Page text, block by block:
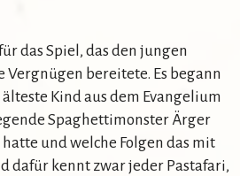
das Spiel, das den jungen
Vergnügen bereitete. Es begann
Kind aus dem Evangelium
Spaghettimonster Ärger
und welche Folgen das mit
dafür kennt zwar jeder Pastafari,